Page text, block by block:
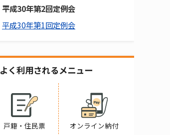
平成30年第2回定例会
平成30年第1回定例会
よく利用されるメニュー
戸籍・住民票 オンライン納付